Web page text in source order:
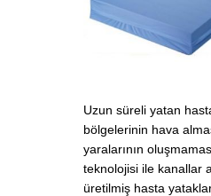
Uzun süreli yatan
bölgelerinin hava
yaralarının
teknolojisi ile kanallar
üretilmiş hasta